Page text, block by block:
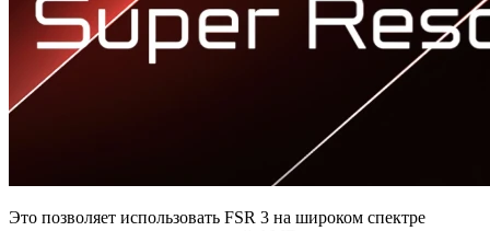
Это позволяет использовать FSR 3 на широком спектре